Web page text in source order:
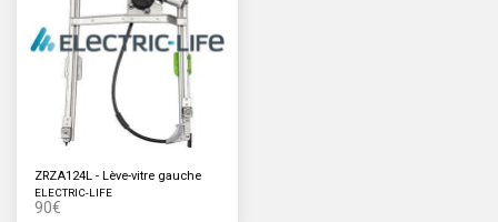
ZRZA124L - Lève-vitre gauche
ELECTRIC-LIFE
90€